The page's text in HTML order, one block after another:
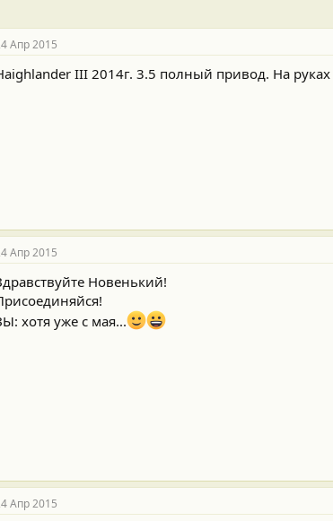
Апр 2015
III 2014г. 3.5 полный привод. На
Апр 2015
Новенький!
хотя уже с мая...
Апр 2015